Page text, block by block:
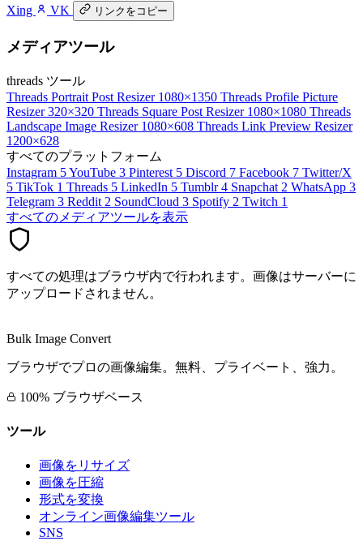
Xing
VK リンクをコピー
メディアツール
threads ツール
Threads Portrait Post Resizer 1080×1350 Threads Profile Picture
Resizer 320×320 Threads Square Post Resizer 1080×1080 Threads
Landscape Image Resizer 1080×608 Threads Link Preview Resizer
1200×628
すべてのプラットフォーム
Instagram 5YouTube 3 Pinterest 5 Discord 7 Facebook 7 Twitter/X
5 TikTok 1 Threads 5 LinkedIn 5 Tumblr 4 Snapchat 2 WhatsApp 3
Telegram 3 Reddit 2 SoundCloud 3 Spotify 2 Twitch 1
すべてのメディアツールを表示
すべての処理はブラウザ内で行われます。画像はサーバーに
アップロードされません。
Bulk Image Convert
ブラウザでプロの画像編集。無料、プライベート、強力。
100% ブラウザベース
ツール
画像をリサイズ
画像を圧縮
形式を変換
オンライン画像編集ツール
SNS